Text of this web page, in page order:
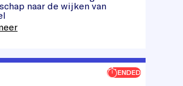
naar de wijken van
ENDED